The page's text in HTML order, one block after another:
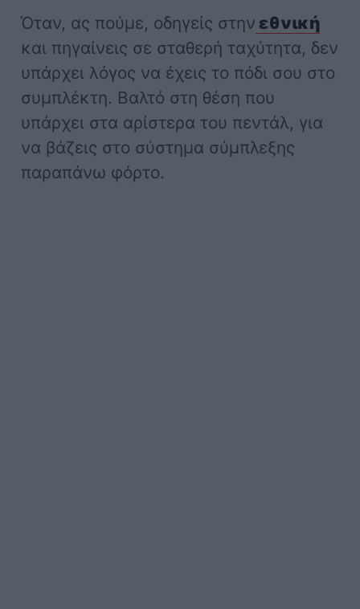
Όταν, ας πούμε, οδηγείς στην εθνική
και πηγαίνεις σε σταθερή ταχύτητα, δεν
υπάρχει λόγος να έχεις το πόδι σου στο
συμπλέκτη. Βαλτό στη θέση που
υπάρχει στα αρίστερα του πεντάλ, για
να βάζεις στο σύστημα σύμπλεξης
παραπάνω φόρτο.